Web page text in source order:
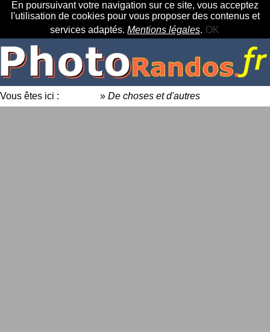
En poursuivant votre navigation sur ce site, vous acceptez
l'utilisation de cookies pour vous proposer des contenus et
services adaptés. Mentions légales. OK
Vous êtes ici : » De choses et d'autres